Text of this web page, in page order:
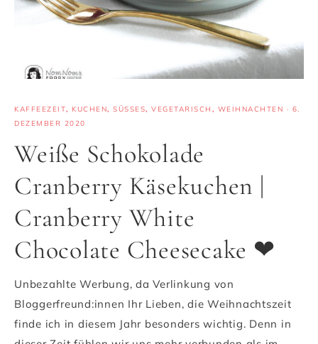
KAFFEEZEIT, KUCHEN, SÜSSES , VEGETARISCH , WEIHNACHTEN · 6.
DEZEMBER 2020
Weiße Schokolade
Cranberry Käsekuchen |
Cranberry White
Chocolate Cheesecake ❤
Unbezahlte Werbung, da Verlinkung von
Bloggerfreund:innen Ihr Lieben, die Weihnachtszeit
finde ich in diesem Jahr besonders wichtig. Denn in